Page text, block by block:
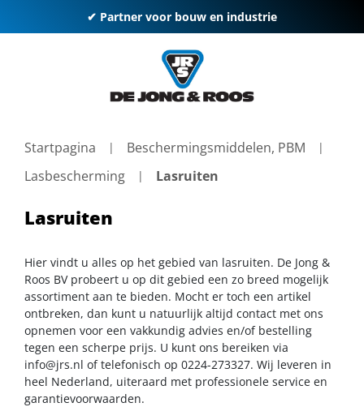
✔ Partner voor bouw en industrie
Startpagina
Beschermingsmiddelen, PBM
Lasbescherming
Lasruiten
Lasruiten
Hier vindt u alles op het gebied van lasruiten. De Jong &
Roos BV probeert u op dit gebied een zo breed mogelijk
assortiment aan te bieden. Mocht er toch een artikel
ontbreken, dan kunt u natuurlijk altijd contact met ons
opnemen voor een vakkundig advies en/of bestelling
tegen een scherpe prijs. U kunt ons bereiken via
info@jrs.nl of telefonisch op 0224-273327. Wij leveren in
heel Nederland, uiteraard met professionele service en
garantievoorwaarden.